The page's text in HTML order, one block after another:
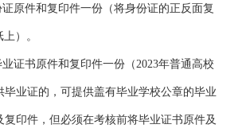
原件和复印件一份（将身份证的正反面复
）。
证书原件和复印件一份（2023年普通高校
毕业证的，可提供盖有毕业学校公章的毕业
复印件，但必须在考核前将毕业证书原件及